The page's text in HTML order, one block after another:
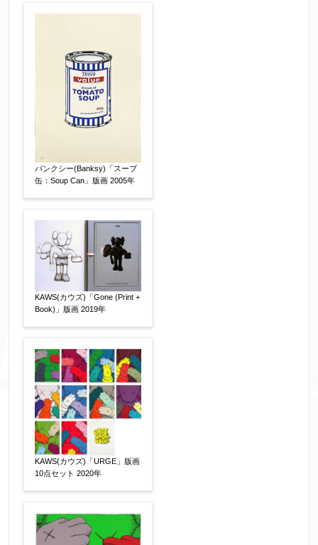
査定額：
※他社様からご提示された査定額がございました
らお知らせください。その価格が適切かお返事申
し上げます。
作品コンディション
その他 【任意】
バンクシー(Banksy)「スープ
缶：Soup Can」版画 2005年
KAWS(カウズ)「Gone (Print +
Book)」版画 2019年
KAWS(カウズ)「URGE」版画
10点セット 2020年